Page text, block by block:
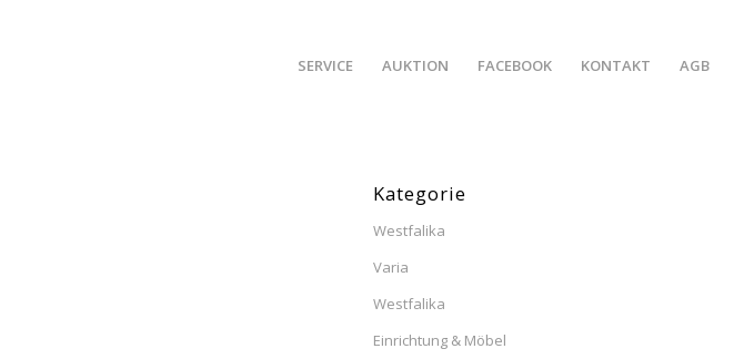
SERVICE AUKTION FACEBOOK KONTAKT AGB
Kategorie
Westfalika
Varia
Westfalika
Einrichtung & Möbel